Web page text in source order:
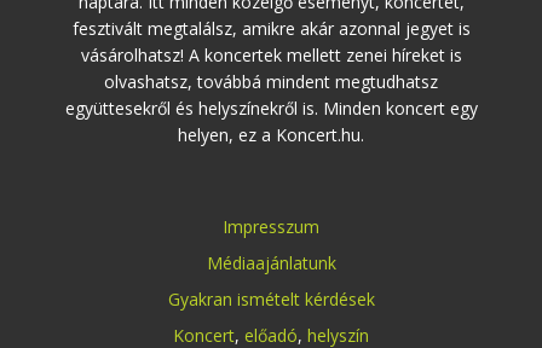
fesztivált megtalálsz, amikre akár azonnal jegyet is
vásárolhatsz! A koncertek mellett zenei híreket is
olvashatsz, továbbá mindent megtudhatsz
együttesekről és helyszínekről is. Minden koncert egy
helyen, ez a Koncert.hu.
Impresszum
Médiaajánlatunk
Gyakran ismételt kérdések
Koncert, előadó, helyszín